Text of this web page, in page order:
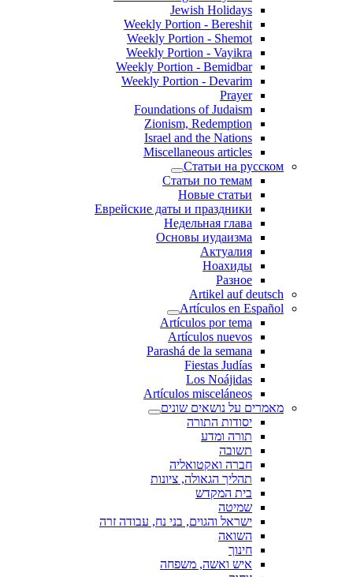
Jewish Holidays
Weekly Portion - Bereshit
Weekly Portion - Shemot
Weekly Portion - Vayikra
Weekly Portion - Bemidbar
Weekly Portion - Devarim
Prayer
Foundations of Judaism
Zionism, Redemption
Israel and the Nations
Miscellaneous articles
Статьи на русском
Статьи по темам
Новые статьи
Еврейские даты и праздники
Недельная глава
Основы иудаизма
Актуалия
Ноахиды
Разное
Artikel auf deutsch
Artículos en Español
Artículos por tema
Artículos nuevos
Parashá de la semana
Fiestas Judías
Los Noájidas
Artículos misceláneos
מאמרים על נושאים שונים
יסודות התורה
תורה ומדע
תשובה
חברה ואקטואליה
תהליך הגאולה, ציונות
בית המקדש
שמיטה
ישראל והגוים, בני נח, עבודה זרה
השואה
חינוך
איש ואשה, משפחה